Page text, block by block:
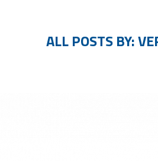
ALL POSTS BY: